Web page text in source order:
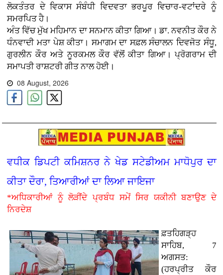
ਲੋਕਤੰਤਰ ਦੇ ਵਿਕਾਸ ਸੰਬੰਧੀ ਵਿਦਵਤਾ ਭਰਪੂਰ ਵਿਚਾਰ-ਵਟਾਂਦਰੇ ਨੂੰ
ਸਮਰਪਿਤ ਹੈ।
ਅੰਤ ਵਿੱਚ ਮੁੱਖ ਮਹਿਮਾਨ ਦਾ ਸਨਮਾਨ ਕੀਤਾ ਗਿਆ। ਡਾ. ਨਵਨੀਤ ਕੌਰ ਨੇ
ਧੰਨਵਾਦੀ ਮਤਾ ਪੇਸ਼ ਕੀਤਾ। ਸਮਾਗਮ ਦਾ ਸਫ਼ਲ ਸੰਚਾਲਨ ਦਿਵਜੋਤ ਸੰਧੂ,
ਗੁਰਲੀਨ ਕੌਰ ਅਤੇ ਨੂਰਕਮਲ ਕੌਰ ਵੱਲੋਂ ਕੀਤਾ ਗਿਆ। ਪ੍ਰੋਗਰਾਮ ਦੀ
ਸਮਾਪਤੀ ਰਾਸ਼ਟਰੀ ਗੀਤ ਨਾਲ ਹੋਈ।
08 August, 2026
ਵਧੀਕ ਡਿਪਟੀ ਕਮਿਸ਼ਨਰ ਨੇ ਖੇਡ ਸਟੇਡੀਅਮ ਮਾਧੋਪੁਰ ਦਾ
ਕੀਤਾ ਦੌਰਾ, ਤਿਆਰੀਆਂ ਦਾ ਲਿਆ ਜਾਇਜਾ
*ਅਧਿਕਾਰੀਆਂ ਨੂੰ ਲੋੜੀਂਦੇ ਪ੍ਰਬੰਧ ਸਮੇਂ ਸਿਰ ਯਕੀਨੀ ਬਣਾਉਣ ਦੇ
ਨਿਰਦੇਸ਼
ਫ਼ਤਹਿਗੜ੍ਹ
ਸਾਹਿਬ, 7
ਅਗਸਤ:
(ਹਰਪ੍ਰੀਤ ਕੌਰ